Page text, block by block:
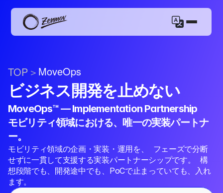
TOP ＞ MoveOps
ビジネス開発を止めない
MoveOps™ — Implementation Partnership
モビリティ領域における、唯一の実装パートナ
ー。
モビリティ領域の企画・実装・運用を、  フェーズで分断
せずに一貫して支援する実装パートナーシップです。  構
想段階でも、開発途中でも、PoCで止まっていても、入れ
ます。